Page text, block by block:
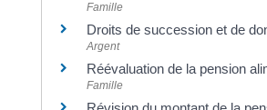
Famille
Droits de succession et de
Argent
Réévaluation de la pension
Famille